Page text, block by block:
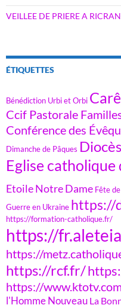
VEILLEE DE PRIERE A
ÉTIQUETTES
Bénédiction Urbi et Orbi
Ccif Pastorale
Conférence des
Dimanche de Pâques
Eglise catholique
Etoile Notre Dame Fête
Guerre en Ukraine https://
https://formation-catholique.fr/
https://
https://
https://rcf.fr/
https://
l'Homme Nouveau La